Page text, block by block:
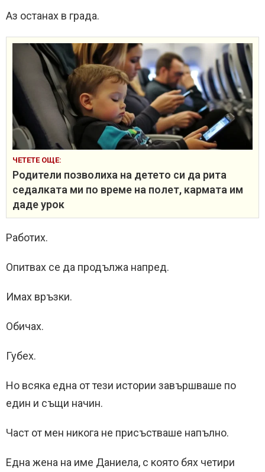
Аз останах в града.
ЧЕТЕТЕ ОЩЕ:
Родители позволиха на детето си да рита
седалката ми по време на полет, кармата им
даде урок
Работих.
Опитвах се да продължа напред.
Имах връзки.
Обичах.
Губех.
Но всяка една от тези истории завършваше по
един и същи начин.
Част от мен никога не присъстваше напълно.
Една жена на име Даниела, с която бях четири